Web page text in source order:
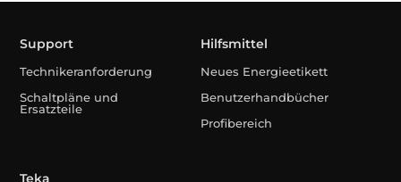
Support
Technikeranforderung
Schaltpläne und
Ersatzteile
Hilfsmittel
Neues Energieetikett
Benutzerhandbücher
Profibereich
Teka